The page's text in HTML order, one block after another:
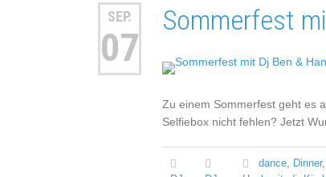
SEP.
07
Sommerfest
Zu einem Sommerfest geht es
Selfiebox nicht fehlen? Jetzt
dance, Dinner,